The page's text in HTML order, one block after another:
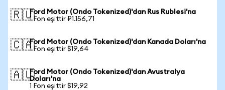
🇷🇺Ford Motor (Ondo Tokenized)'dan Rus Rublesi'na
1 Fon eşittir ₽1.156,71
🇨🇦Ford Motor (Ondo Tokenized)'dan Kanada Doları'na
1 Fon eşittir $19,64
🇦🇺Ford Motor (Ondo Tokenized)'dan Avustralya
Doları'na
1 Fon eşittir $19,92